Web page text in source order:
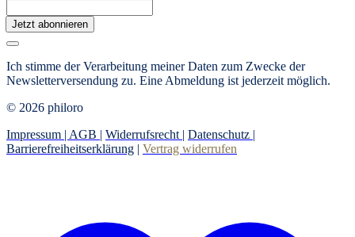
Jetzt abonnieren
Ich stimme der Verarbeitung meiner Daten zum Zwecke der
Newsletterversendung zu. Eine Abmeldung ist jederzeit möglich.
© 2026 philoro
Impressum | AGB | Widerrufsrecht | Datenschutz |
Barrierefreiheitserklärung | Vertrag widerrufen